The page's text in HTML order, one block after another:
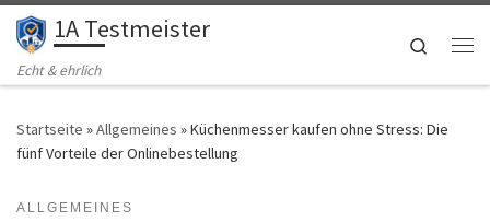
Zum Inhalt springen
1A Testmeister
Echt & ehrlich
Search
Startseite »Allgemeines »Küchenmesser kaufen ohne Stress: Die
fünf Vorteile der Onlinebestellung
ALLGEMEINES